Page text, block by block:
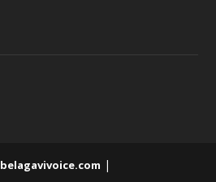
belagavivoice.com |